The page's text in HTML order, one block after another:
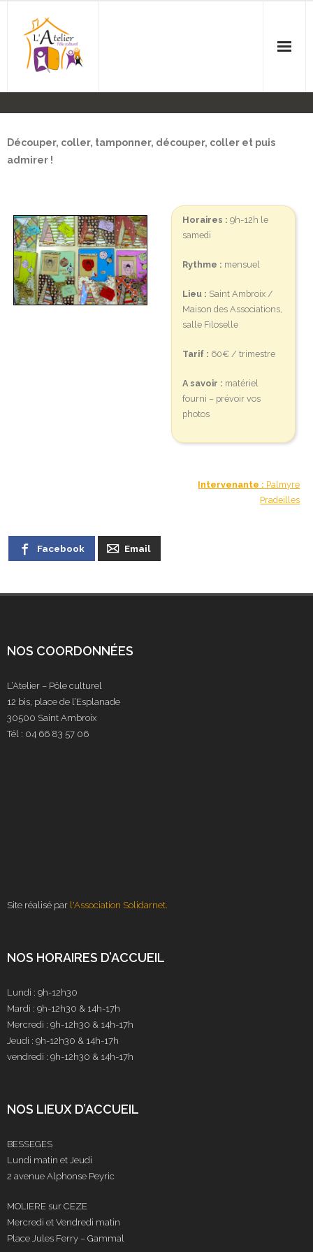
L’Association
- Anglais
- Balades
- Couture
Découper, coller, tamponner, découper, coller et puis
admirer !
Horaires : 9h-12h le
samedi
Rythme : mensuel
Lieu : Saint Ambroix /
Maison des Associations,
salle Filoselle
Tarif : 60€ / trimestre
A savoir : matériel
fourni – prévoir vos
photos
Intervenante : Palmyre
Pradeilles
Facebook Email
NOS COORDONNÉES
L’Atelier – Pôle culturel
12 bis, place de l’Esplanade
30500 Saint Ambroix
Tél : 04 66 83 57 06
Site réalisé par l'Association Solidarnet.
NOS HORAIRES D’ACCUEIL
Lundi : 9h-12h30
Mardi : 9h-12h30 & 14h-17h
Mercredi : 9h-12h30 & 14h-17h
Jeudi : 9h-12h30 & 14h-17h
vendredi : 9h-12h30 & 14h-17h
NOS LIEUX D’ACCUEIL
BESSEGES
Lundi matin et Jeudi
2 avenue Alphonse Peyric
MOLIERE sur CEZE
Mercredi et Vendredi matin
Place Jules Ferry – Gammal